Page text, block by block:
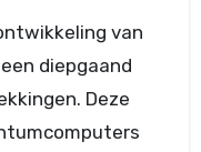
van
diepgaand
Deze